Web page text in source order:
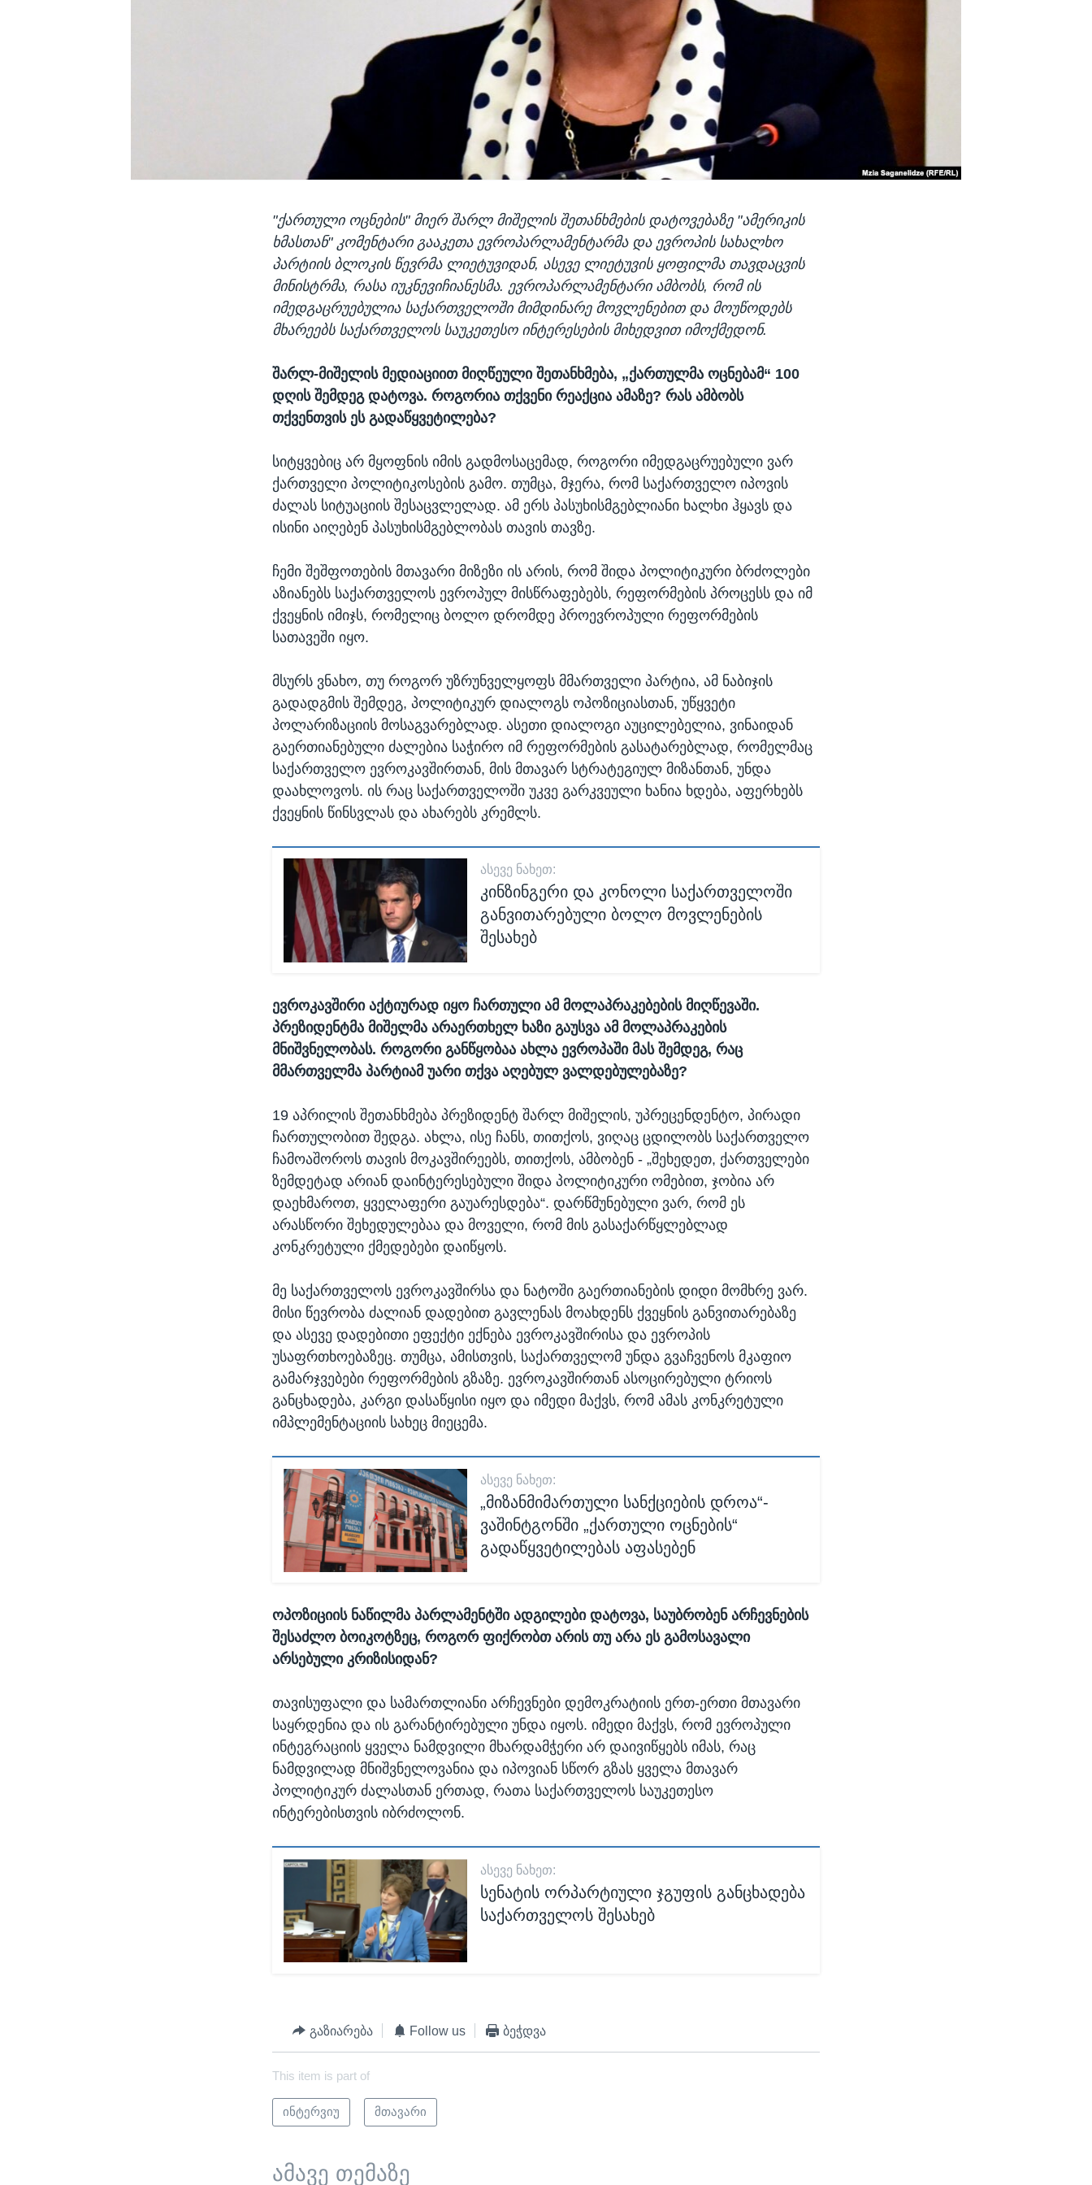
"ქართული ოცნების" მიერ შარლ მიშელის შეთანხმების დატოვებაზე "ამერიკის
ხმასთან" კომენტარი გააკეთა ევროპარლამენტარმა და ევროპის სახალხო
პარტიის ბლოკის წევრმა ლიეტუვიდან, ასევე ლიეტუვის ყოფილმა თავდაცვის
მინისტრმა, რასა იუკნევიჩიანესმა. ევროპარლამენტარი ამბობს, რომ ის
იმედგაცრუებულია საქართველოში მიმდინარე მოვლენებით და მოუწოდებს
მხარეებს საქართველოს საუკეთესო ინტერესების მიხედვით იმოქმედონ.
შარლ-მიშელის მედიაციით მიღწეული შეთანხმება, „ქართულმა ოცნებამ“ 100
დღის შემდეგ დატოვა. როგორია თქვენი რეაქცია ამაზე? რას ამბობს
თქვენთვის ეს გადაწყვეტილება?
სიტყვებიც არ მყოფნის იმის გადმოსაცემად, როგორი იმედგაცრუებული ვარ
ქართველი პოლიტიკოსების გამო. თუმცა, მჯერა, რომ საქართველო იპოვის
ძალას სიტუაციის შესაცვლელად. ამ ერს პასუხისმგებლიანი ხალხი ჰყავს და
ისინი აიღებენ პასუხისმგებლობას თავის თავზე.
ჩემი შეშფოთების მთავარი მიზეზი ის არის, რომ შიდა პოლიტიკური ბრძოლები
აზიანებს საქართველოს ევროპულ მისწრაფებებს, რეფორმების პროცესს და იმ
ქვეყნის იმიჯს, რომელიც ბოლო დრომდე პროევროპული რეფორმების
სათავეში იყო.
მსურს ვნახო, თუ როგორ უზრუნველყოფს მმართველი პარტია, ამ ნაბიჯის
გადადგმის შემდეგ, პოლიტიკურ დიალოგს ოპოზიციასთან, უწყვეტი
პოლარიზაციის მოსაგვარებლად. ასეთი დიალოგი აუცილებელია, ვინაიდან
გაერთიანებული ძალებია საჭირო იმ რეფორმების გასატარებლად, რომელმაც
საქართველო ევროკავშირთან, მის მთავარ სტრატეგიულ მიზანთან, უნდა
დაახლოვოს. ის რაც საქართველოში უკვე გარკვეული ხანია ხდება, აფერხებს
ქვეყნის წინსვლას და ახარებს კრემლს.
ᲐᲡᲔᲕᲔ ᲜᲐᲮᲔᲗ:
კინზინგერი და კონოლი საქართველოში
განვითარებული ბოლო მოვლენების
შესახებ
ევროკავშირი აქტიურად იყო ჩართული ამ მოლაპრაკებების მიღწევაში.
პრეზიდენტმა მიშელმა არაერთხელ ხაზი გაუსვა ამ მოლაპრაკების
მნიშვნელობას. როგორი განწყობაა ახლა ევროპაში მას შემდეგ, რაც
მმართველმა პარტიამ უარი თქვა აღებულ ვალდებულებაზე?
19 აპრილის შეთანხმება პრეზიდენტ შარლ მიშელის, უპრეცენდენტო, პირადი
ჩართულობით შედგა. ახლა, ისე ჩანს, თითქოს, ვიღაც ცდილობს საქართველო
ჩამოაშოროს თავის მოკავშირეებს, თითქოს, ამბობენ - „შეხედეთ, ქართველები
ზემდეტად არიან დაინტერესებული შიდა პოლიტიკური ომებით, ჯობია არ
დაეხმაროთ, ყველაფერი გაუარესდება“. დარწმუნებული ვარ, რომ ეს
არასწორი შეხედულებაა და მოველი, რომ მის გასაქარწყლებლად
კონკრეტული ქმედებები დაიწყოს.
მე საქართველოს ევროკავშირსა და ნატოში გაერთიანების დიდი მომხრე ვარ.
მისი წევრობა ძალიან დადებით გავლენას მოახდენს ქვეყნის განვითარებაზე
და ასევე დადებითი ეფექტი ექნება ევროკავშირისა და ევროპის
უსაფრთხოებაზეც. თუმცა, ამისთვის, საქართველომ უნდა გვაჩვენოს მკაფიო
გამარჯვებები რეფორმების გზაზე. ევროკავშირთან ასოცირებული ტრიოს
განცხადება, კარგი დასაწყისი იყო და იმედი მაქვს, რომ ამას კონკრეტული
იმპლემენტაციის სახეც მიეცემა.
ᲐᲡᲔᲕᲔ ᲜᲐᲮᲔᲗ:
„მიზანმიმართული სანქციების დროა“-
ვაშინტგონში „ქართული ოცნების“
გადაწყვეტილებას აფასებენ
ოპოზიციის ნაწილმა პარლამენტში ადგილები დატოვა, საუბრობენ არჩევნების
შესაძლო ბოიკოტზეც, როგორ ფიქრობთ არის თუ არა ეს გამოსავალი
არსებული კრიზისიდან?
თავისუფალი და სამართლიანი არჩევნები დემოკრატიის ერთ-ერთი მთავარი
საყრდენია და ის გარანტირებული უნდა იყოს. იმედი მაქვს, რომ ევროპული
ინტეგრაციის ყველა ნამდვილი მხარდამჭერი არ დაივიწყებს იმას, რაც
ნამდვილად მნიშვნელოვანია და იპოვიან სწორ გზას ყველა მთავარ
პოლიტიკურ ძალასთან ერთად, რათა საქართველოს საუკეთესო
ინტერებისთვის იბრძოლონ.
ᲐᲡᲔᲕᲔ ᲜᲐᲮᲔᲗ:
სენატის ორპარტიული ჯგუფის განცხადება
საქართველოს შესახებ
გაზიარება Follow us ბეჭდვა
This item is part of
ინტერვიუ მთავარი
ამავე თემაზე